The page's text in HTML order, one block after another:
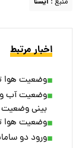
اخبار مرتبط
وضعیت هوا
بینی وضعیت
وضعیت هوا
ورود دو